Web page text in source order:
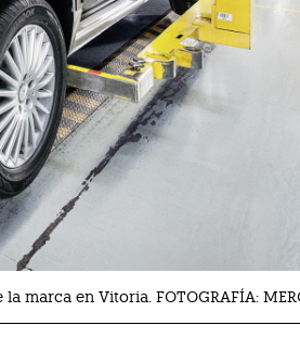
en Vitoria. FOTOGRAFÍA: